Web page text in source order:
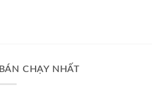
BÁN CHẠY NHẤT